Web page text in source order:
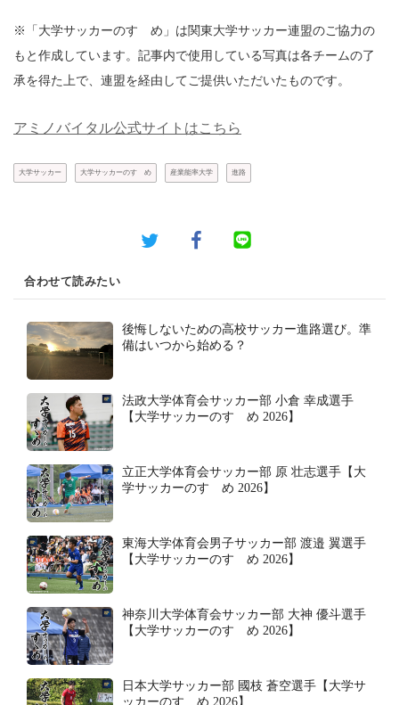
※「大学サッカーのすゝめ」は関東大学サッカー連盟のご協力の
もと作成しています。記事内で使用している写真は各チームの了
承を得た上で、連盟を経由してご提供いただいたものです。
アミノバイタル公式サイトはこちら
大学サッカー 大学サッカーのすゝめ 産業能率大学 進路
合わせて読みたい
後悔しないための高校サッカー進路選び。準
備はいつから始める？
法政大学体育会サッカー部 小倉 幸成選手
【大学サッカーのすゝめ 2026】
立正大学体育会サッカー部 原 壮志選手【大
学サッカーのすゝめ 2026】
東海大学体育会男子サッカー部 渡邉 翼選手
【大学サッカーのすゝめ 2026】
神奈川大学体育会サッカー部 大神 優斗選手
【大学サッカーのすゝめ 2026】
日本大学サッカー部 國枝 蒼空選手【大学サ
ッカーのすゝめ 2026】